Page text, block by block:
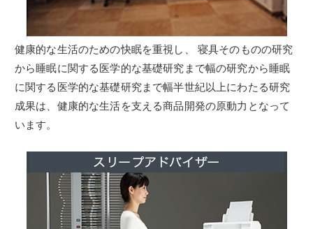
健康的な生活のための快眠を重視し、 寝具そのものの研究
から睡眠に関する医学的な基礎研究 まで幅の研究から睡眠
に関する医学的な基礎研究まで幅半世紀以上にわたる研究
成果は、健康的な生活を支える商品開発の原動力となって
います。